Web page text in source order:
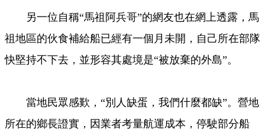
另一位自稱“馬祖阿兵哥”的網友也在網上透露，馬
祖地區的伙食補給船已經有一個月未開，自己所在部隊
快堅持不下去，並形容其處境是“被放棄的外島”。
當地民眾感歎，“別人缺蛋，我們什麼都缺”。營地
所在的鄉長證實，因業者考量航運成本，停駛部分船